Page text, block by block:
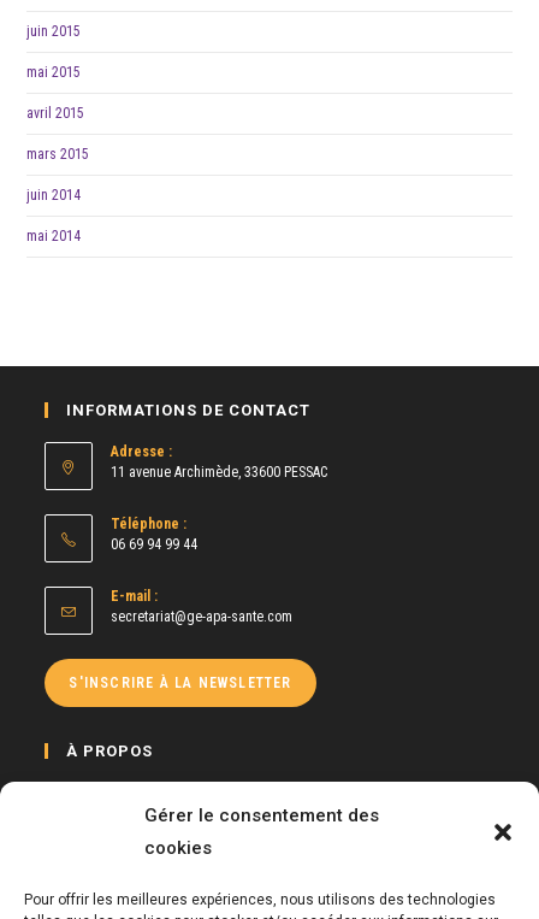
Gérer le consentement des
cookies
Pour offrir les meilleures expériences, nous utilisons des technologies
juin 2015
mai 2015
avril 2015
mars 2015
juin 2014
mai 2014
INFORMATIONS DE CONTACT
Adresse :
11 avenue Archimède, 33600 PESSAC
Téléphone :
06 69 94 99 44
E-mail :
secretariat@ge-apa-sante.com
votre
application
S'INSCRIRE À LA NEWSLETTER
À PROPOS
d’activité physique auprès de toute personne à besoins spécifiques, mais
également de proposer des formations continues auprès des Enseignants